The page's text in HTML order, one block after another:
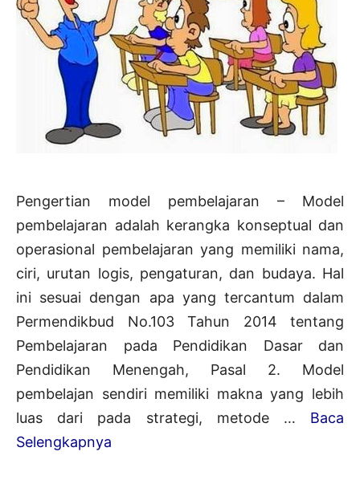
Pengertian model pembelajaran – Model
pembelajaran adalah kerangka konseptual dan
operasional pembelajaran yang memiliki nama,
ciri, urutan logis, pengaturan, dan budaya. Hal
ini sesuai dengan apa yang tercantum dalam
Permendikbud No.103 Tahun 2014 tentang
Pembelajaran pada Pendidikan Dasar dan
Pendidikan Menengah, Pasal 2. Model
pembelajan sendiri memiliki makna yang lebih
luas dari pada strategi, metode … Baca
Selengkapnya